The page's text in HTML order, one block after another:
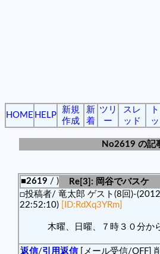
HOME HELP
新規
作成
新
着
ツリ
ー
スレ
ッド
No2619 の記
■2619 / )
Re[3]: 岡谷でバスケ
□投稿者/ 竜太郎 ゲスト(8回)-
22:52:10)
[ID:RdXq3YRm]
木曜、日曜、７時３０分か
返信/引用返信[メール受信/OFF]